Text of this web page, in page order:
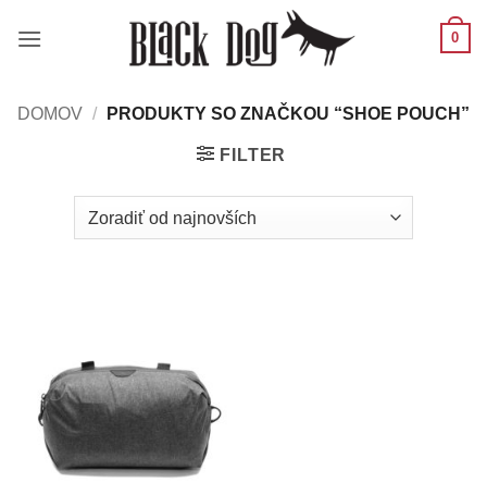
0
DOMOV / PRODUKTY SO ZNAČKOU “SHOE POUCH”
FILTER